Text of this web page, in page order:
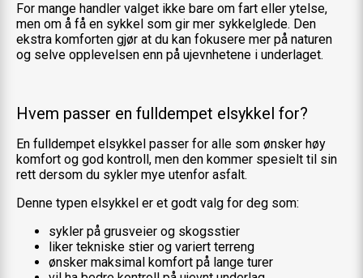
For mange handler valget ikke bare om fart eller ytelse,
men om å få en sykkel som gir mer sykkelglede. Den
ekstra komforten gjør at du kan fokusere mer på naturen
og selve opplevelsen enn på ujevnhetene i underlaget.
Hvem passer en fulldempet elsykkel for?
En fulldempet elsykkel passer for alle som ønsker høy
komfort og god kontroll, men den kommer spesielt til sin
rett dersom du sykler mye utenfor asfalt.
Denne typen elsykkel er et godt valg for deg som:
sykler på grusveier og skogsstier
liker tekniske stier og variert terreng
ønsker maksimal komfort på lange turer